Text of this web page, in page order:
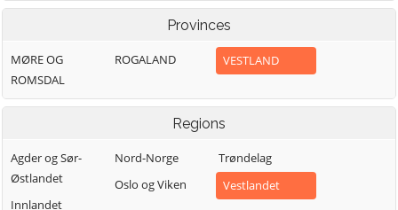
Bømlo
Etne
Fedje
Masfjorden
Osterøy
Vik
Øygarden
Provinces
MØRE OG
ROMSDAL
ROGALAND VESTLAND
Regions
Agder og Sør-
Østlandet
Innlandet
Nord-Norge
Oslo og Viken
Trøndelag
Vestlandet